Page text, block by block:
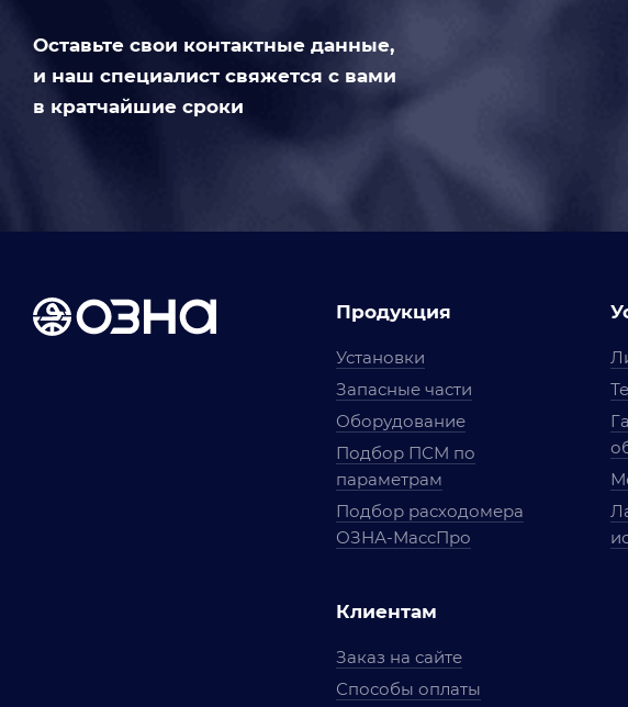
Оставьте свои контактные данные,
и наш специалист свяжется с вами
в кратчайшие сроки
Продукция
Установки
Запасные части
Оборудование
Подбор ПСМ по
параметрам
Подбор расходомера
ОЗНА-МассПро
Клиентам
Заказ на сайте
Способы оплаты